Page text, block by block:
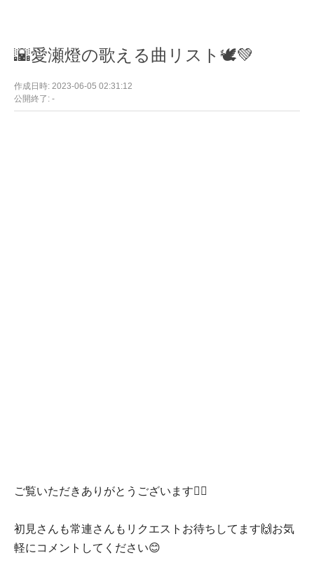
🌇愛瀬燈の歌える曲リスト🕊‎💚
作成日時: 2023-06-05 02:31:12
公開終了: -
ご覧いただきありがとうございます🙇‍♀️
初見さんも常連さんもリクエストお待ちしてます🙌お気
軽にコメントしてください😊